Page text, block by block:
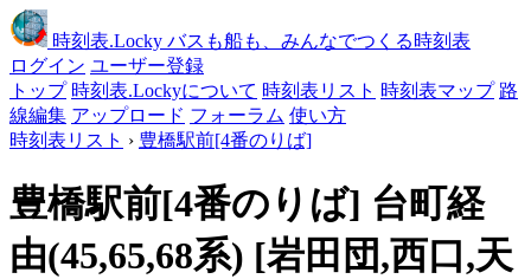
時刻表.Locky バスも船も、みんなでつくる時刻表
ログイン ユーザー登録
トップ 時刻表.Lockyについて 時刻表リスト 時刻表マップ 路
線編集 アップロード フォーラム 使い方
時刻表リスト › 豊橋駅前[4番のりば]
豊橋駅前[4番のりば] 台町経
由(45,65,68系) [岩田団,西口,天